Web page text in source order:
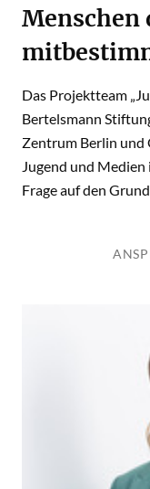
Menschen
Das Projektteam
Bertelsmann
Zentrum Berlin und
Jugend und
Frage auf den